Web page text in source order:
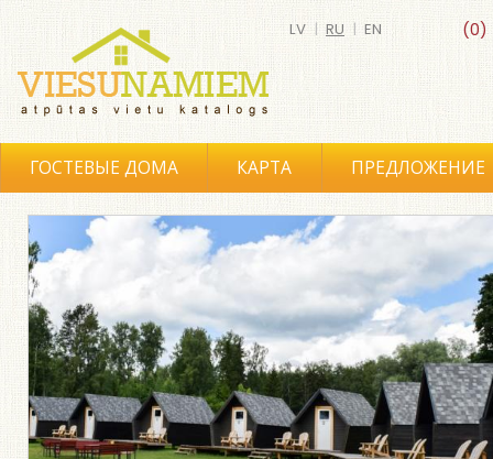
(0)
LV | RU | EN
ГОСТЕВЫЕ ДОМА КАРТА ПРЕДЛОЖЕНИЕ